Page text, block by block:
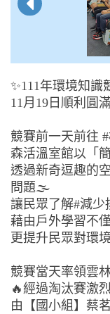
✨️111年環境知識
11月19日順利圓
競賽前一天前往
森活溫室館以「
透過新奇逗趣的
問題🌫
讓民眾了解#減
藉由戶外學習不
更提升民眾對環
競賽當天率領雲
🔥經過淘汰賽激
由【國小組】蔡